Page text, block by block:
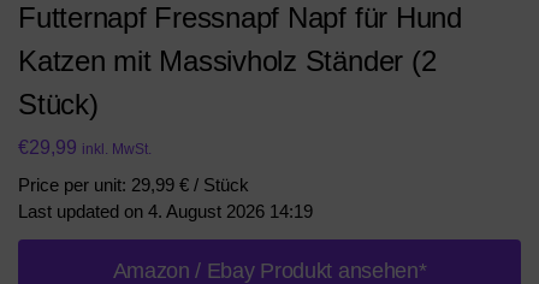
Futternapf Fressnapf Napf für Hund
Katzen mit Massivholz Ständer (2
Stück)
€29,99 inkl. MwSt.
Price per unit: 29,99 € / Stück
Last updated on 4. August 2026 14:19
Amazon / Ebay Produkt ansehen*